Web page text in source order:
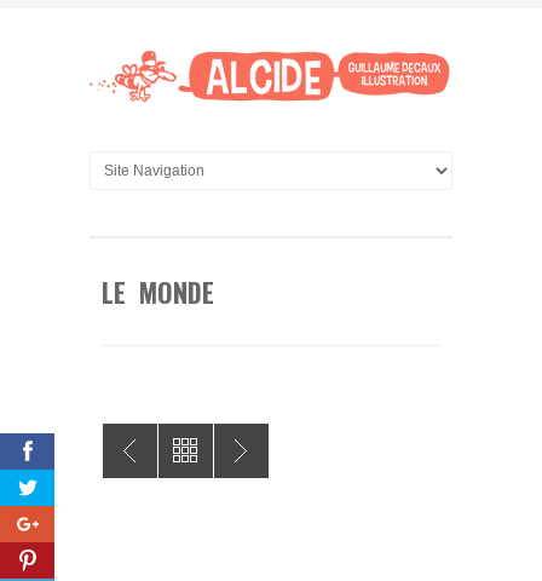
LE MONDE